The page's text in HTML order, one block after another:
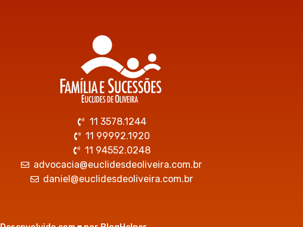
11 3578.1244
11 99992.1920
11 94552.0248
advocacia@euclidesdeoliveira.com.br
daniel@euclidesdeoliveira.com.br